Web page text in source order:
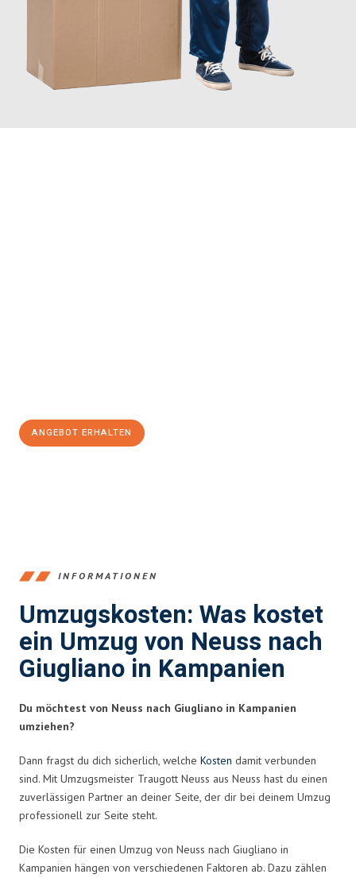
ANGEBOT ERHALTEN
INFORMATIONEN
Umzugskosten: Was kostet
ein Umzug von Neuss nach
Giugliano in Kampanien
Du möchtest von Neuss nach Giugliano in Kampanien
umziehen?
Dann fragst du dich sicherlich, welche Kosten damit verbunden
sind. Mit Umzugsmeister Traugott Neuss aus Neuss hast du einen
zuverlässigen Partner an deiner Seite, der dir bei deinem Umzug
professionell zur Seite steht.
Die Kosten für einen Umzug von Neuss nach Giugliano in
Kampanien hängen von verschiedenen Faktoren ab. Dazu zählen